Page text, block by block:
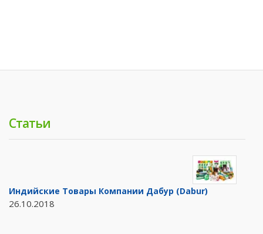
Статьи
Индийские Товары Компании Дабур (Dabur)
26.10.2018